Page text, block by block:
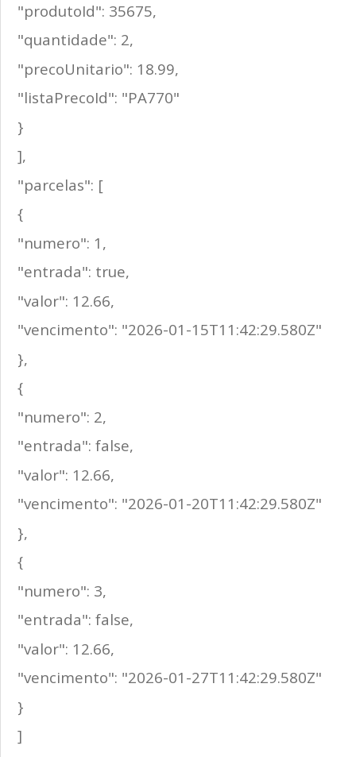
"produtoId": 35675,
"quantidade": 2,
"precoUnitario": 18.99,
"listaPrecoId": "PA770"
}
],
"parcelas": [
{
"numero": 1,
"entrada": true,
"valor": 12.66,
"vencimento": "2026-01-15T11:42:29.580Z"
},
{
"numero": 2,
"entrada": false,
"valor": 12.66,
"vencimento": "2026-01-20T11:42:29.580Z"
},
{
"numero": 3,
"entrada": false,
"valor": 12.66,
"vencimento": "2026-01-27T11:42:29.580Z"
}
]